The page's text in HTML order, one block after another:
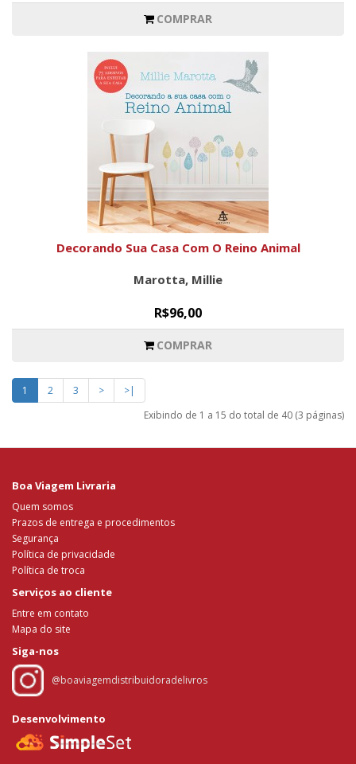
COMPRAR
Decorando Sua Casa Com O Reino Animal
Marotta, Millie
R$96,00
COMPRAR
1 2 3 >
>|
Exibindo de 1 a 15 do total de 40 (3 páginas)
Boa Viagem Livraria
Quem somos
Prazos de entrega e procedimentos
Segurança
Política de privacidade
Política de troca
Serviços ao cliente
Entre em contato
Mapa do site
Siga-nos
@boaviagemdistribuidoradelivros
Desenvolvimento